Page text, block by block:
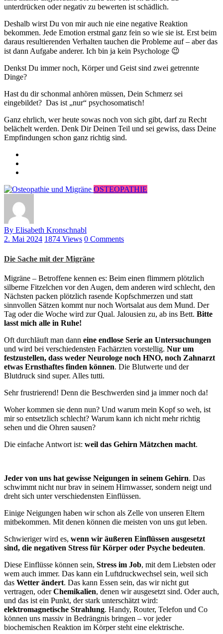
unterdrücken oder negativ zu bewerten ist schädlich.
Deshalb wirst Du von mir auch nie eine negative Reaktion
bekommen. Jede Emotion erstmal ganz fein so wie sie ist. Erst beim
daraus resultierenden Verhalten tauchen die Probleme auf – aber das
ist dann Aufgabe anderer. Ich bin ja kein Psychologe 😉
Denkst Du immer noch, Körper und Geist sind zwei getrennte
Dinge?
Hast du dir schonmal anhören müssen, Dein Schmerz sei
eingebildet? Das ist „nur“ psychosomatisch!
Ganz ehrlich, wer heute sowas noch von sich gibt, darf zu Recht
belächelt werden. Denk Dir Deinen Teil und sei gewiss, dass Deine
Empfindungen schon ganz richtig sind.
OSTEOPATHIE
By Elisabeth Kronschnabl
2. Mai 2024 1874 Views 0 Comments
Die Sache mit der Migräne
Migräne – Betroffene kennen es: Beim einen flimmern plötzlich
silberne Fitzelchen vor den Augen, dem anderen wird schlecht, den
Nächsten packen plötzlich rasende Kopfschmerzen und statt
sinnvollen Sätzen kommt nur noch Wortsalat aus dem Mund. Der
Tag oder die Woche wird zur Qual. Jalousien zu, ab ins Bett. Bitte
lasst mich alle in Ruhe!
Oft durchläuft man dann eine endlose Serie an Untersuchungen
und wird bei verschiedensten Fachärzten vorstellig. Nur um
festzustellen, dass weder Neurologe noch HNO, noch Zahnarzt
etwas Ernsthaftes finden können. Die Blutwerte und der
Blutdruck sind super. Alles tutti.
Sehr frustrierend! Denn die Beschwerden sind ja immer noch da!
Woher kommen sie denn nun? Und warum mein Kopf so weh, ist
mir so entsetzlich schlecht? Warum kann ich nicht mehr richtig
sehen und die Ohren sausen?
Die einfache Antwort ist: weil das Gehirn Mätzchen macht.
Jeder von uns hat gewisse Neigungen in seinem Gehirn. Das
schwimmt nicht nur brav in seinem Hirnwasser, sondern neigt und
dreht sich unter verschiedensten Einflüssen.
Einige Neigungen haben wir schon als Zelle von unseren Eltern
mitbekommen. Mit denen können die meisten von uns gut leben.
Schwieriger wird es, wenn wir äußeren Einflüssen ausgesetzt
sind, die negativen Stress für Körper oder Psyche bedeuten.
Diese Einflüsse können sein, Stress im Job, mit dem Liebsten oder
wem auch immer. Das kann ein Luftdruckwechsel sein, weil sich
das Wetter ändert. Das kann Essen sein, das wir nicht gut
vertragen, oderChemikalien, denen wir ausgesetzt sind. Oder auch,
und das ist ein Punkt, der stark unterschätzt wird:
elektromagnetische Strahlung. Handy, Router, Telefon und Co
können uns massiv in Bedrängnis bringen – vor jeder
biochemischen Reaktion im Körper steht eine elektrische.